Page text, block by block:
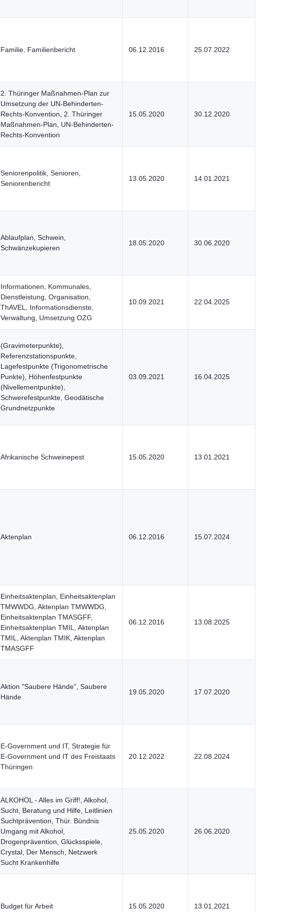
Familie, Familienbericht 06.12.2016 25.07.2022
2. Thüringer Maßnahmen-Plan zur
Umsetzung der UN-Behinderten-
Rechts-Konvention, 2. Thüringer
Maßnahmen-Plan, UN-Behinderten-
Rechts-Konvention
15.05.2020 30.12.2020
Seniorenpolitik, Senioren,
Seniorenbericht
13.05.2020 14.01.2021
Ablaufplan, Schwein,
Schwänzekupieren
18.05.2020 30.06.2020
Informationen, Kommunales,
Dienstleistung, Organisation,
ThAVEL, Informationsdienste,
Verwaltung, Umsetzung OZG
10.09.2021 22.04.2025
(Gravimeterpunkte),
Referenzstationspunkte,
Lagefestpunkte (Trigonometrische
Punkte), Höhenfestpunkte
(Nivellementpunkte),
Schwerefestpunkte, Geodätische
Grundnetzpunkte
03.09.2021 16.04.2025
Afrikanische Schweinepest 15.05.2020 13.01.2021
Aktenplan 06.12.2016 15.07.2024
Einheitsaktenplan, Einheitsaktenplan
TMWWDG, Aktenplan TMWWDG,
Einheitsaktenplan TMASGFF,
Einheitsaktenplan TMIL, Aktenplan
TMIL, Aktenplan TMIK, Aktenplan
TMASGFF
06.12.2016 13.08.2025
Aktion "Saubere Hände", Saubere
Hände
19.05.2020 17.07.2020
E-Government und IT, Strategie für
E-Government und IT des Freistaats
Thüringen
20.12.2022 22.08.2024
ALKOHOL - Alles im Griff!, Alkohol,
Sucht, Beratung und Hilfe, Leitlinien
Suchtprävention, Thür. Bündnis
Umgang mit Alkohol,
Drogenprävention, Glücksspiele,
Crystal, Der Mensch, Netzwerk
Sucht Krankenhilfe
25.05.2020 26.06.2020
Budget für Arbeit 15.05.2020 13.01.2021